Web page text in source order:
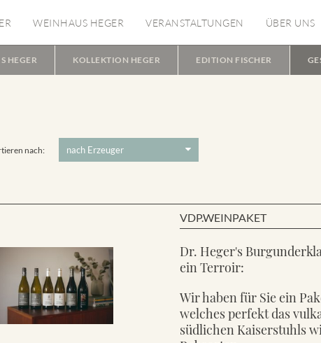
WEINHAUS HEGER VERANSTALTUNGEN ÜBER UNS
HEGER KOLLEKTION HEGER EDITION FISCHER
nach:
VDP.WEINPAKET
Dr. Heger's
ein Terroir:
Wir haben für Sie ein
welches perfekt das
südlichen Kaiserstuhls